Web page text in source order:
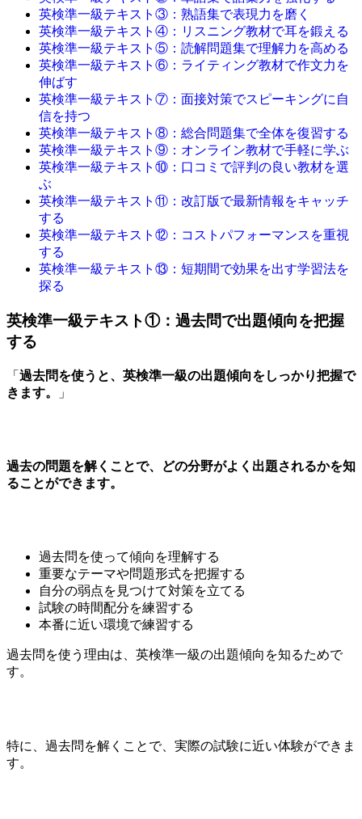
英検準一級テキスト③：熟語集で表現力を磨く
英検準一級テキスト④：リスニング教材で耳を鍛える
英検準一級テキスト⑤：読解問題集で理解力を高める
英検準一級テキスト⑥：ライティング教材で作文力を
伸ばす
英検準一級テキスト⑦：面接対策でスピーキングに自
信を持つ
英検準一級テキスト⑧：総合問題集で全体を復習する
英検準一級テキスト⑨：オンライン教材で手軽に学ぶ
英検準一級テキスト⑩：口コミで評判の良い教材を選
ぶ
英検準一級テキスト⑪：改訂版で最新情報をキャッチ
する
英検準一級テキスト⑫：コストパフォーマンスを重視
する
英検準一級テキスト⑬：短期間で効果を出す学習法を
探る
英検準一級テキスト①：過去問で出題傾向を把握
する
「 過去問を使うと、英検準一級の出題傾向をしっかり把握で
きます。
」
過去の問題を解くことで、どの分野がよく出題されるかを知
ることができます。
過去問を使って傾向を理解する
重要なテーマや問題形式を把握する
自分の弱点を見つけて対策を立てる
試験の時間配分を練習する
本番に近い環境で練習する
過去問を使う理由は、英検準一級の出題傾向を知るためで
す。
特に、過去問を解くことで、実際の試験に近い体験ができま
す。